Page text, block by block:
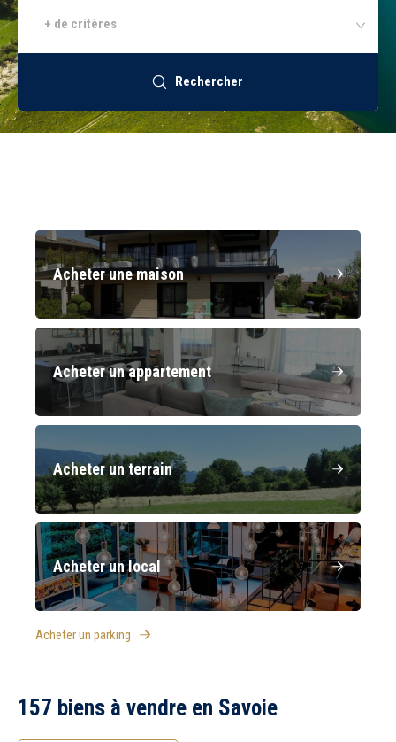
+ de critères
Rechercher
Acheter une maison
Acheter un appartement
Acheter un terrain
Acheter un local
Acheter un parking
157 biens à vendre en Savoie